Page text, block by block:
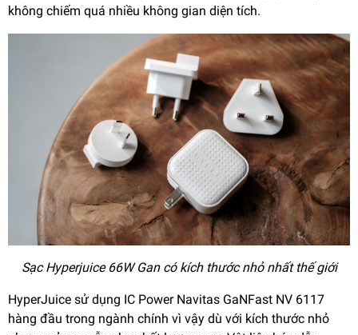
không chiếm quá nhiều không gian diện tích.
Sạc Hyperjuice 66W Gan có kích thước nhỏ nhất thế giới
HyperJuice sử dụng IC Power Navitas GaNFast NV 6117
hàng đầu trong ngành chính vì vậy dù với kích thước nhỏ